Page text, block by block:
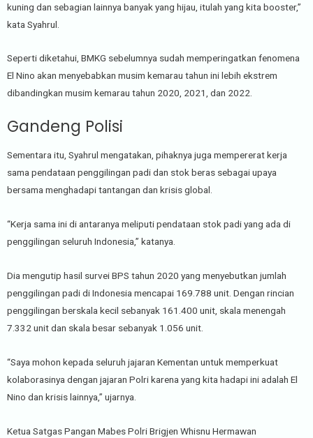
kuning dan sebagian lainnya banyak yang hijau, itulah yang kita booster,”
kata Syahrul.
Seperti diketahui, BMKG sebelumnya sudah memperingatkan fenomena
El Nino akan menyebabkan musim kemarau tahun ini lebih ekstrem
dibandingkan musim kemarau tahun 2020, 2021, dan 2022.
Gandeng Polisi
Sementara itu, Syahrul mengatakan, pihaknya juga mempererat kerja
sama pendataan penggilingan padi dan stok beras sebagai upaya
bersama menghadapi tantangan dan krisis global.
“Kerja sama ini di antaranya meliputi pendataan stok padi yang ada di
penggilingan seluruh Indonesia,” katanya.
Dia mengutip hasil survei BPS tahun 2020 yang menyebutkan jumlah
penggilingan padi di Indonesia mencapai 169.788 unit. Dengan rincian
penggilingan berskala kecil sebanyak 161.400 unit, skala menengah
7.332 unit dan skala besar sebanyak 1.056 unit.
“Saya mohon kepada seluruh jajaran Kementan untuk memperkuat
kolaborasinya dengan jajaran Polri karena yang kita hadapi ini adalah El
Nino dan krisis lainnya,” ujarnya.
Ketua Satgas Pangan Mabes Polri Brigjen Whisnu Hermawan